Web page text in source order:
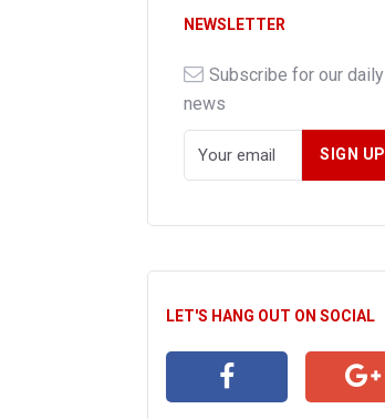
NEWSLETTER
Subscribe for our daily
news
LET'S HANG OUT ON SOCIAL